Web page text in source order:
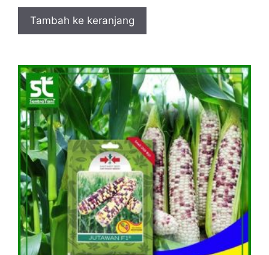
Tambah ke keranjang